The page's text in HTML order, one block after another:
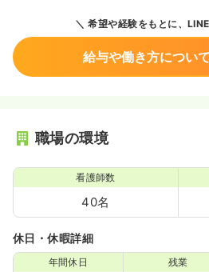
希望や経験をもとに、
給与や働き方につい
職場の環境
看護師数
40名
休日・休暇詳細
年間休日 残業